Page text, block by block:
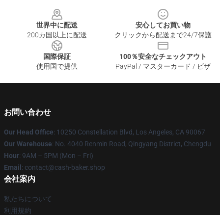
世界中に配送
200カ国以上に配送
安心してお買い物
クリックから配送まで24/7保護
国際保証
使用国で提供
100％安全なチェックアウト
PayPal / マスターカード / ビザ
お問い合わせ
Our Head Office: 10250 Constellation Blvd, Los Angeles, CA 90067
Our Warehouse: No. 4040 Renmin Road, Qingyang District, Chengdu
Hour: 9AM – 5PM (Mon – Fri)
Email: contact@cash-baker.shop
会社案内
私たちについて
利用規約